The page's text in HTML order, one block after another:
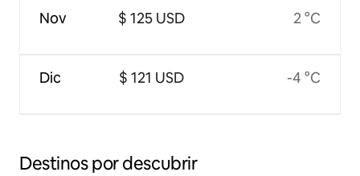
Nov
Dic
$ 125 USD
$ 121 USD
2 °C
-4 °C
Destinos por descubrir